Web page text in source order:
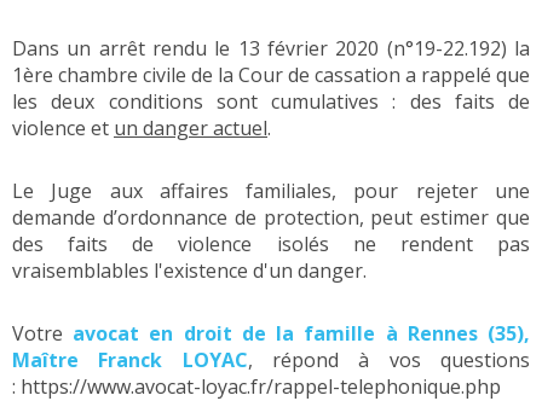
Dans un arrêt rendu le 13 février 2020 (n°19-22.192) la
1ère chambre civile de la Cour de cassation a rappelé que
les deux conditions sont cumulatives : des faits de
violence et un danger actuel.
Le Juge aux affaires familiales, pour rejeter une
demande d’ordonnance de protection, peut estimer que
des faits de violence isolés ne rendent pas
vraisemblables l'existence d'un danger.
Votre avocat en droit de la famille à Rennes (35),
Maître Franck LOYAC, répond à vos questions
: https://www.avocat-loyac.fr/rappel-telephonique.php